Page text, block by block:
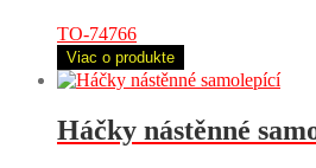
TO-74766
Viac o produkte
Háčky nástěnné